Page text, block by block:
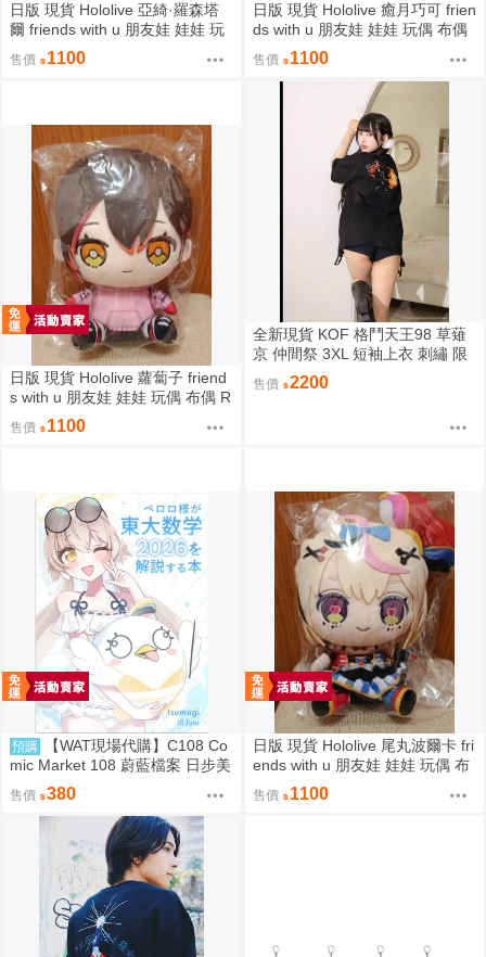
日版 現貨 Hololive 亞綺·羅森塔
爾 friends with u 朋友娃 娃娃 玩
偶 布偶 亞綺羅森 Akirose アキ・
ローゼンタール
售價 1100
日版 現貨 Hololive 癒月巧可 frien
ds with u 朋友娃 娃娃 玩偶 布偶
癒月ちょこ
售價 1100
日版 現貨 Hololive 蘿蔔子 friend
s with u 朋友娃 娃娃 玩偶 布偶 R
oboco ロボ子
售價 1100
全新現貨 KOF 格鬥天王98 草薙
京 仲間祭 3XL 短袖上衣 刺繡 限
定聯名
售價 2200
預購
【WAT現場代購】C108 Co
mic Market 108 蔚藍檔案 日步美
ペロロ様が東大数学2026を解説
する本
售價 380
日版 現貨 Hololive 尾丸波爾卡 fri
ends with u 朋友娃 娃娃 玩偶 布
偶 座長 尾丸ポルカ
售價 1100